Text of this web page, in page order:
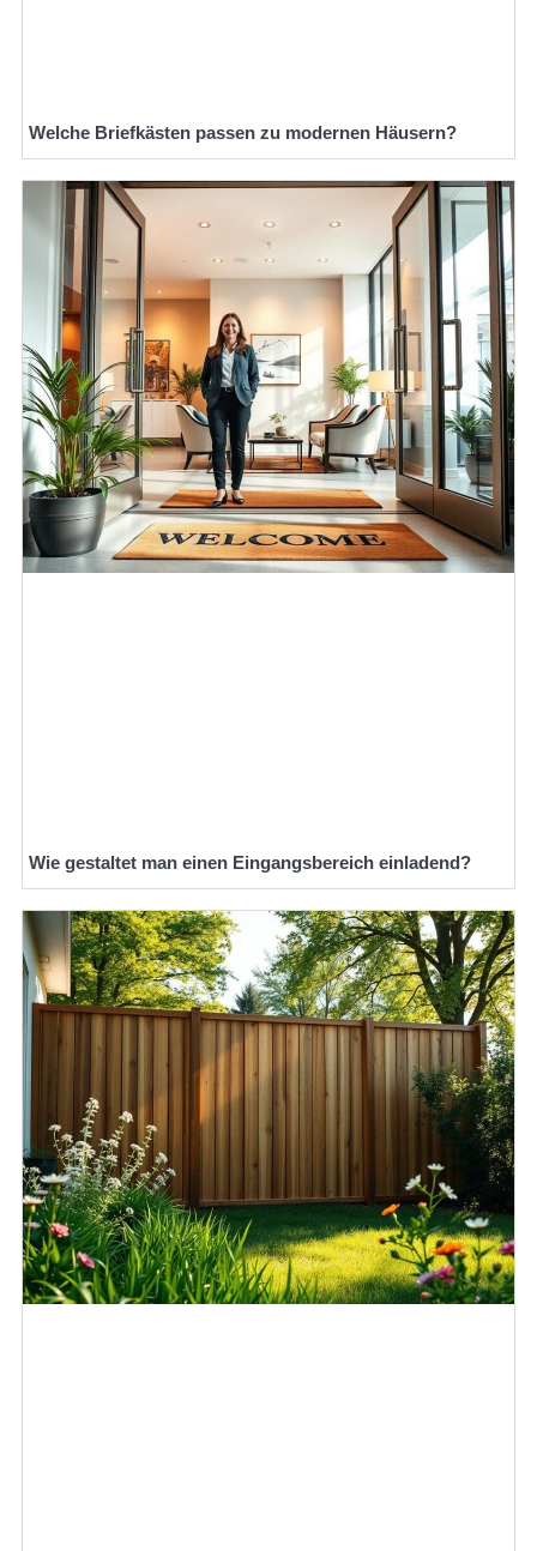
Welche Briefkästen passen zu modernen Häusern?
Wie gestaltet man einen Eingangsbereich einladend?